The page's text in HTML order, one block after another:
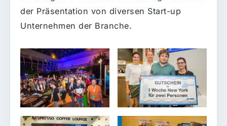
der Präsentation von diversen Start-up
Unternehmen der Branche.